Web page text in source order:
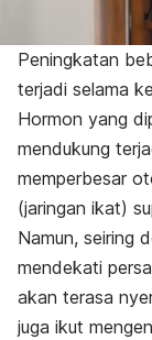
Peningkatan
terjadi selama
Hormon yang
mendukung
memperbesar
(jaringan ikat)
Namun, seiring
mendekati
akan terasa
juga ikut